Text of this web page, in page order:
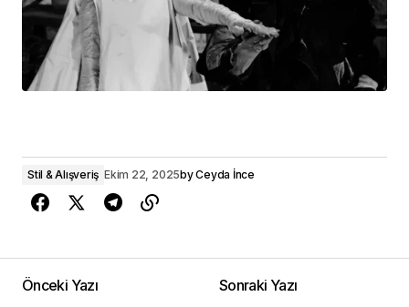
Stil & Alışveriş Ekim 22, 2025byCeyda İnce
Önceki Yazı
Sonraki Yazı